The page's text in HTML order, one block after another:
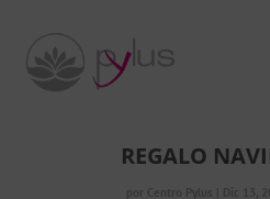
REGALO